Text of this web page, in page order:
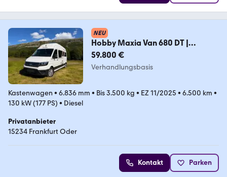
NEU
Hobby Maxia Van 680 DT |
Automatik | 180 Ah LiFePO
59.800 €
Verhandlungsbasis
Kastenwagen • 6.836 mm • Bis 3.500 kg • EZ 11/2025 • 6.500 km •
130 kW (177 PS) • Diesel
Privatanbieter
15234 Frankfurt Oder
Kontakt Parken